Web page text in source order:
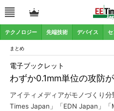
テクノロジー 先端技術 デバイス
まとめ
わずか0.1mm単位の攻防
電子ブックレット
アイティメディアがモノづくり
Times Japan」「EDN Japan」